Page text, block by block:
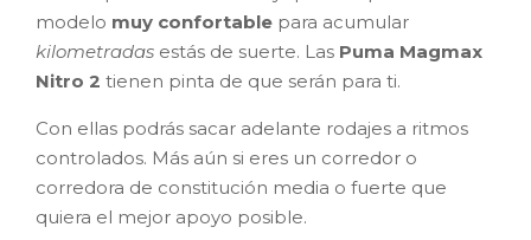
modelo muy confortable para acumular
kilometradas estás de suerte. Las Puma Magmax
Nitro 2 tienen pinta de que serán para ti.
Con ellas podrás sacar adelante rodajes a ritmos
controlados. Más aún si eres un corredor o
corredora de constitución media o fuerte que
quiera el mejor apoyo posible.